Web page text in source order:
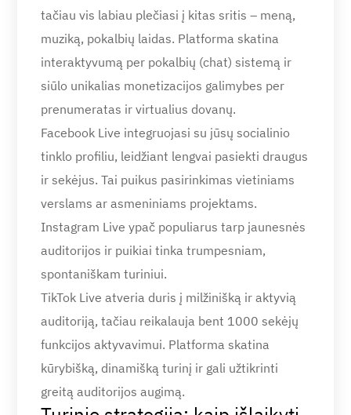
tačiau vis labiau plečiasi į kitas sritis – meną,
muziką, pokalbių laidas. Platforma skatina
interaktyvumą per pokalbių (chat) sistemą ir
siūlo unikalias monetizacijos galimybes per
prenumeratas ir virtualius dovanų.
Facebook Live integruojasi su jūsų socialinio
tinklo profiliu, leidžiant lengvai pasiekti draugus
ir sekėjus. Tai puikus pasirinkimas vietiniams
verslams ar asmeniniams projektams.
Instagram Live ypač populiarus tarp jaunesnės
auditorijos ir puikiai tinka trumpesniam,
spontaniškam turiniui.
TikTok Live atveria duris į milžinišką ir aktyvią
auditoriją, tačiau reikalauja bent 1000 sekėjų
funkcijos aktyvavimui. Platforma skatina
kūrybišką, dinamišką turinį ir gali užtikrinti
greitą auditorijos augimą.